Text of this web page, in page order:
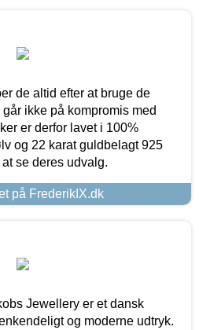
de altid efter at bruge de
ikke på kompromis med
er derfor lavet i 100%
og 22 karat guldbelagt 925
se deres udvalg.
på FrederikIX.dk
Jewellery er et dansk
og moderne udtryk.